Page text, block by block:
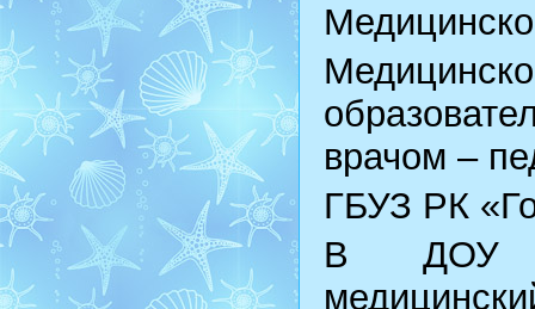
врачом –
ГБУЗ РК
В ДОУ